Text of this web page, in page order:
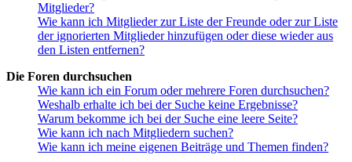
Mitglieder?
Wie kann ich Mitglieder zur Liste der Freunde oder zur Liste
der ignorierten Mitglieder hinzufügen oder diese wieder aus
den Listen entfernen?
Die Foren durchsuchen
Wie kann ich ein Forum oder mehrere Foren durchsuchen?
Weshalb erhalte ich bei der Suche keine Ergebnisse?
Warum bekomme ich bei der Suche eine leere Seite?
Wie kann ich nach Mitgliedern suchen?
Wie kann ich meine eigenen Beiträge und Themen finden?